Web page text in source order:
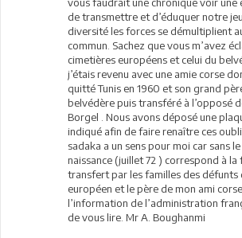
vous faudrait une chronique voir une
de transmettre et d’éduquer notre
diversité les forces se démultiplient
commun. Sachez que vous m’avez
cimetières européens et celui du
j’étais revenu avec une amie corse
quitté Tunis en 1960 et son grand
belvédère puis transféré à l’opposé
Borgel . Nous avons déposé une
indiqué afin de faire renaître ces
sadaka a un sens pour moi car sans
naissance (juillet 72 ) correspond à
transfert par les familles des défunts
européen et le père de mon ami
l’information de l’administration
de vous lire. Mr A. Boughanmi